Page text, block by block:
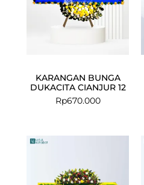
KARANGAN BUNGA
DUKACITA CIANJUR 12
Rp670.000